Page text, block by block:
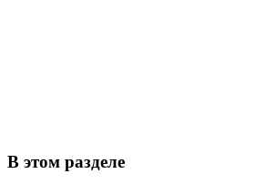
В этом разделе